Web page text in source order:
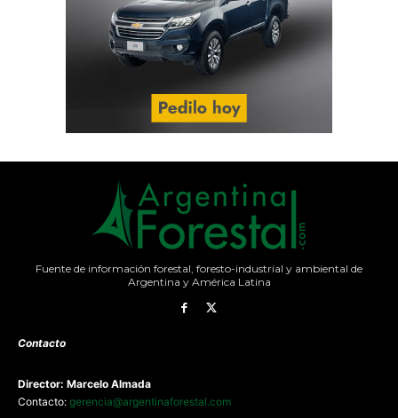
Fuente de información forestal, foresto-industrial y ambiental de
Argentina y América Latina
Contacto
Director: Marcelo Almada
Contacto: gerencia@argentinaforestal.com